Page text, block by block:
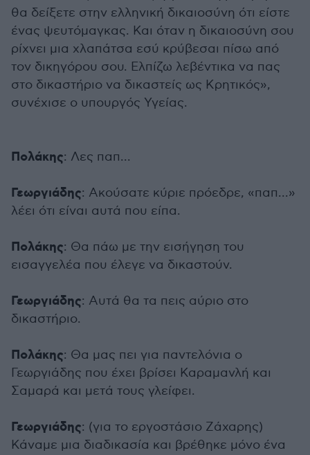
θα δείξετε στην ελληνική δικαιοσύνη ότι είστε
ένας ψευτόμαγκας. Και όταν η δικαιοσύνη σου
ρίχνει μια χλαπάτσα εσύ κρύβεσαι πίσω από
τον δικηγόρου σου. Ελπίζω λεβέντικα να πας
στο δικαστήριο να δικαστείς ως Κρητικός»,
συνέχισε ο υπουργός Υγείας.
Πολάκης: Λες παπ...
Γεωργιάδης: Ακούσατε κύριε πρόεδρε, «παπ...»
λέει ότι είναι αυτά που είπα.
Πολάκης: Θα πάω με την εισήγηση του
εισαγγελέα που έλεγε να δικαστούν.
Γεωργιάδης: Αυτά θα τα πεις αύριο στο
δικαστήριο.
Πολάκης: Θα μας πει για παντελόνια ο
Γεωργιάδης που έχει βρίσει Καραμανλή και
Σαμαρά και μετά τους γλείφει.
Γεωργιάδης: (για το εργοστάσιο Ζάχαρης)
Κάναμε μια διαδικασία και βρέθηκε μόνο ένα